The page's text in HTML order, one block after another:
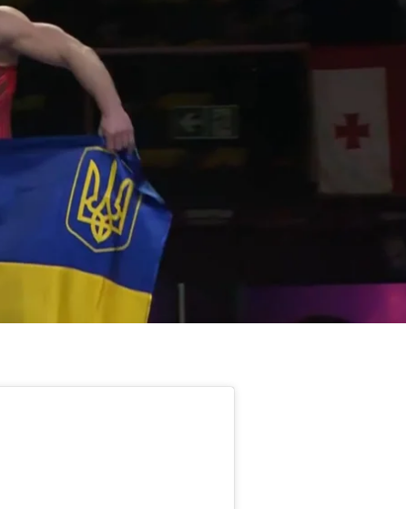
Льорінзом, якого переміг з рахунком 7:1.
Гаска Фреснеду з рахунком 9:0 — для дострокової
суперника на лопатках.
7:2, а у пів фіналі на останніх секундах
Комарова, сутичка закінчилась з рахунком